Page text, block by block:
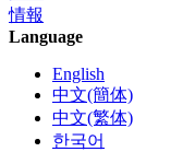
情報
Language
English
中文(簡体)
中文(繁体)
한국어